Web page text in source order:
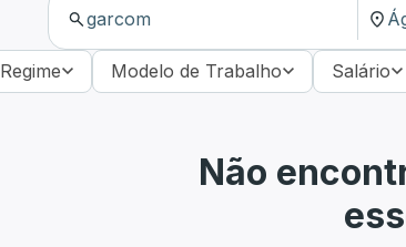
Regime Modelo de Trabalho Salário
Não